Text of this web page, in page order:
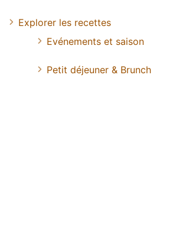
Explorer les recettes
Evénements et saison
Petit déjeuner & Brunch